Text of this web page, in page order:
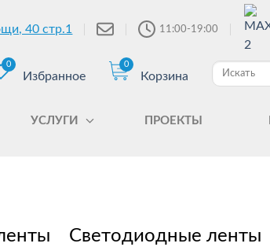
40 стр.1 11:00-19:00
0
Избранное
0
Корзина
УСЛУГИ ПРОЕКТЫ
Светодиодные ленты